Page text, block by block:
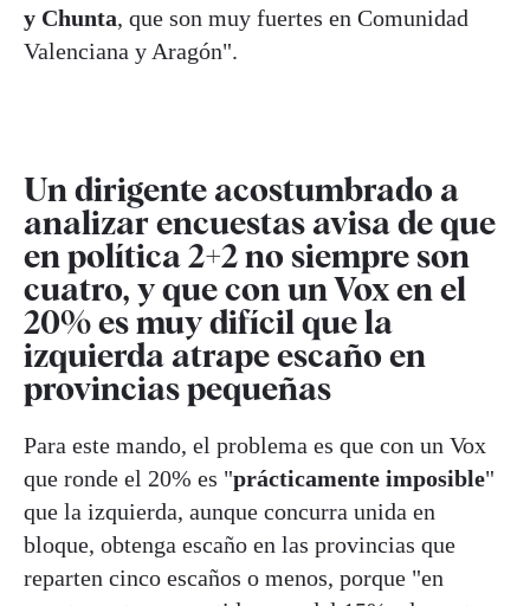
y Chunta, que son muy fuertes en Comunidad
Valenciana y Aragón".
Un dirigente acostumbrado a
analizar encuestas avisa de que
en política 2+2 no siempre son
cuatro, y que con un Vox en el
20% es muy difícil que la
izquierda atrape escaño en
provincias pequeñas
Para este mando, el problema es que con un Vox
que ronde el 20% es "prácticamente imposible"
que la izquierda, aunque concurra unida en
bloque, obtenga escaño en las provincias que
reparten cinco escaños o menos, porque "en